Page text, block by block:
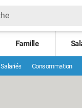
Famille
Salariés Consommation